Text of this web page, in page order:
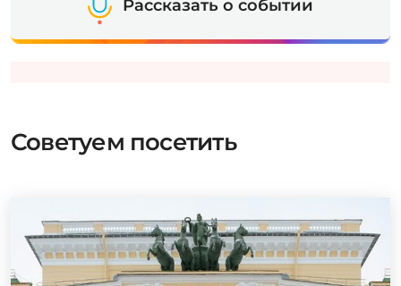
Рассказать о событии
Советуем посетить